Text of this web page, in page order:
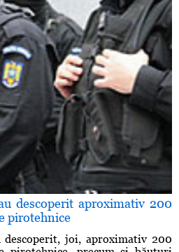
descoperit aproximativ 200
pirotehnice
joi, aproximativ 200